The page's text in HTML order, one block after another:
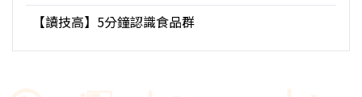
【讀技高】5分鐘認識食品群